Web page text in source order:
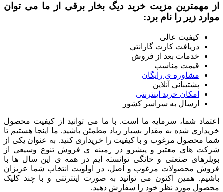
از مهمترین مزیت خرید دیگ بخار برقی از ما می توان
موارد زیر را نام برد:
کیفیت عالی
دریافت کارت گارانتی
خدمات بعد از فروش
قیمت مناسب
مشاوره ی رایگان
پشتیبانی آنلاین
امکان خرید اینترنتی
ارسال به سراسر کشور
اعتماد شما، سرمایه ما است. با ما می توانید از کیفیت محصول
خریداری شده به مقدار بسیار زیاد مطمئن باشید. ما اینجا هستیم تا
شما محصول مرغوب و با کیفیت را خریداری کنید. به عنوان یکی از
شرکت های معتبر و پیشرو در زمینه ی فروش تنوع وسیعی از
بویلرهای صنعتی و خانگی توانسته ایم در همه ی این سال ها با
فروش محصولات مرغوب و اصل، در اولویت انتخاب شما عزیزان
باشیم. همین اکنون می توانید به صورت اینترنتی و با چند کلیک
محصول مورد نظر خود را سفارش دهید.